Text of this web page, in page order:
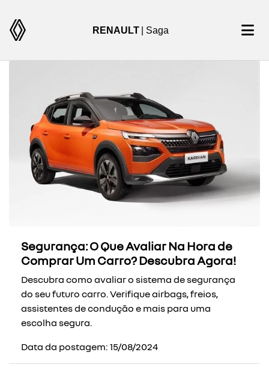
RENAULT | Saga
Segurança: O Que Avaliar Na Hora de
Comprar Um Carro? Descubra Agora!
Descubra como avaliar o sistema de segurança
do seu futuro carro. Verifique airbags, freios,
assistentes de condução e mais para uma
escolha segura.
Data da postagem: 15/08/2024